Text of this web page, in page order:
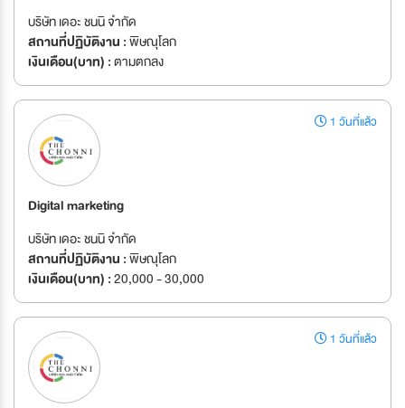
บริษัท เดอะ ชนนิ จำกัด
สถานที่ปฏิบัติงาน :พิษณุโลก
เงินเดือน(บาท) :ตามตกลง
1 วันที่แล้ว
Digital marketing
บริษัท เดอะ ชนนิ จำกัด
สถานที่ปฏิบัติงาน :พิษณุโลก
เงินเดือน(บาท) :20,000 - 30,000
1 วันที่แล้ว